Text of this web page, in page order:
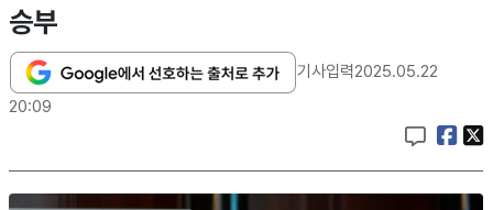
승부
기사입력2025.05.22
20:09